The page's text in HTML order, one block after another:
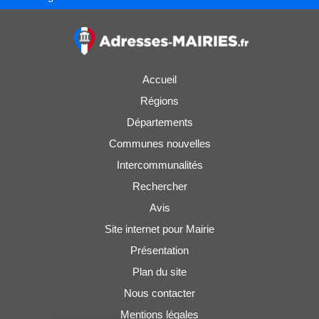
Accueil
Régions
Départements
Communes nouvelles
Intercommunalités
Rechercher
Avis
Site internet pour Mairie
Présentation
Plan du site
Nous contacter
Mentions légales